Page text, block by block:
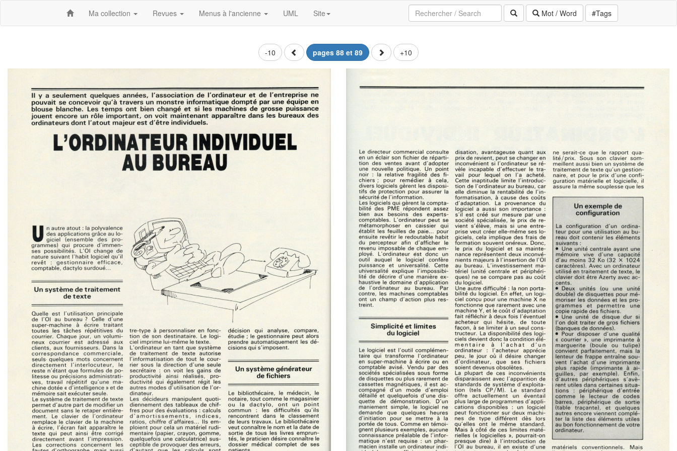
Ma collection Revues Menus à l'ancienne UML Site Mot / Word #Tags
-10 pages 88 et 89 +10